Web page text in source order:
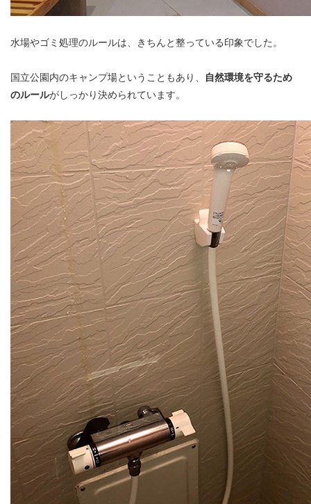
水場やゴミ処理のルールは、きちんと整っている印象でした。
国立公園内のキャンプ場ということもあり、 自然環境を守るため
のルールがしっかり決められています。